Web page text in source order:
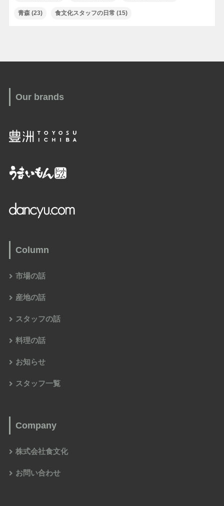
青森(23) 食文化スタッフの日常 (15)
Our brands
Column
市場の話
産地の話
スタッフの話
料理の話
お知らせ
スタッフ一覧
Company
株式会社食文化
お問い合わせ